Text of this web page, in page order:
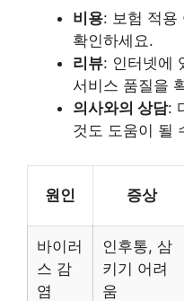
비용: 보험 적용
확인하세요.
리뷰: 인터넷에
서비스 품질을
의사와의 상담:
것도 도움이 될
원인 증상
바이러
스 감
염
인후통, 삼
키기 어려
움